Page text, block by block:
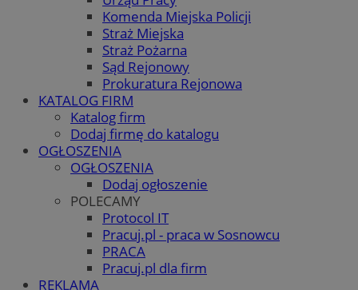
Komenda Miejska Policji
Straż Miejska
Straż Pożarna
Sąd Rejonowy
Prokuratura Rejonowa
KATALOG FIRM
Katalog firm
Dodaj firmę do katalogu
OGŁOSZENIA
OGŁOSZENIA
Dodaj ogłoszenie
POLECAMY
Protocol IT
Pracuj.pl - praca w Sosnowcu
PRACA
Pracuj.pl dla firm
REKLAMA